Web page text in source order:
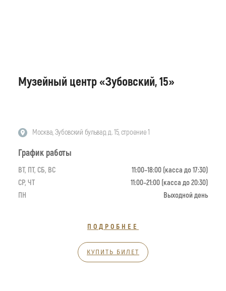
Музейный центр «Зубовский, 15»
Москва, Зубовский бульвар, д. 15, строение 1
График работы
ВТ, ПТ, СБ, ВС
11:00–18:00 (касса до 17:30)
СР, ЧТ
11:00–21:00 (касса до 20:30)
ПН
Выходной день
ПОДРОБНЕЕ
КУПИТЬ БИЛЕТ